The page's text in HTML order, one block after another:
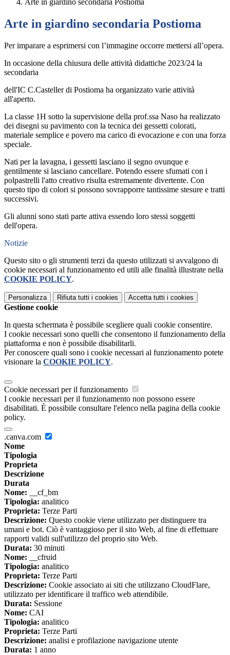
Arte in giardino secondaria Postioma
Arte in giardino secondaria Postioma
Per imparare a esprimersi con l’immagine occorre mettersi all’opera.
In occasione della chiusura delle attività didattiche 2023/24 la
secondaria
dell'IC C.Casteller di Postioma ha organizzato varie attività
all'aperto.
La classe 1H sotto la supervisione della prof.ssa Naso ha realizzato
dei disegni su pavimento con la tecnica dei gessetti colorati,
materiale semplice e povero ma carico di evocazione e con una forza
speciale.
Nati per la lavagna, i gessetti lasciano il segno ovunque e
gentilmente si lasciano cancellare. Potendo essere sfumati con i
polpastrelli l'atto creativo risulta estremamente divertente. Con
questo tipo di colori si possono sovrapporre tantissime stesure e tratti
successivi.
Gli alunni sono stati parte attiva essendo loro stessi soggetti
dell'opera.
Notizie
Questo sito o gli strumenti terzi da questo utilizzati si avvalgono di
cookie necessari al funzionamento ed utili alle finalità illustrate nella
COOKIE POLICY.
Personalizza Rifiuta tutti i cookies Accetta tutti i cookies
Gestione cookie
In questa schermata è possibile scegliere quali cookie consentire.
I cookie necessari sono quelli che consentono il funzionamento della
piattaforma e non è possibile disabilitarli.
Per conoscere quali sono i cookie necessari al funzionamento potete
visionare la COOKIE POLICY.
Cookie necessari per il funzionamento
I cookie necessari per il funzionamento non possono essere
disabilitati. È possibile consultare l'elenco nella pagina della cookie
policy.
.canva.com
Nome
Tipologia
Proprieta
Descrizione
Durata
Nome: __cf_bm
Tipologia: analitico
Proprieta: Terze Parti
Descrizione: Questo cookie viene utilizzato per distinguere tra
umani e bot. Ciò è vantaggioso per il sito Web, al fine di effettuare
rapporti validi sull'utilizzo del proprio sito Web.
Durata: 30 minuti
Nome: __cfruid
Tipologia: analitico
Proprieta: Terze Parti
Descrizione: Cookie associato ai siti che utilizzano CloudFlare,
utilizzato per identificare il traffico web attendibile.
Durata: Sessione
Nome: CAI
Tipologia: analitico
Proprieta: Terze Parti
Descrizione: analisi e profilazione navigazione utente
Durata: 1 anno